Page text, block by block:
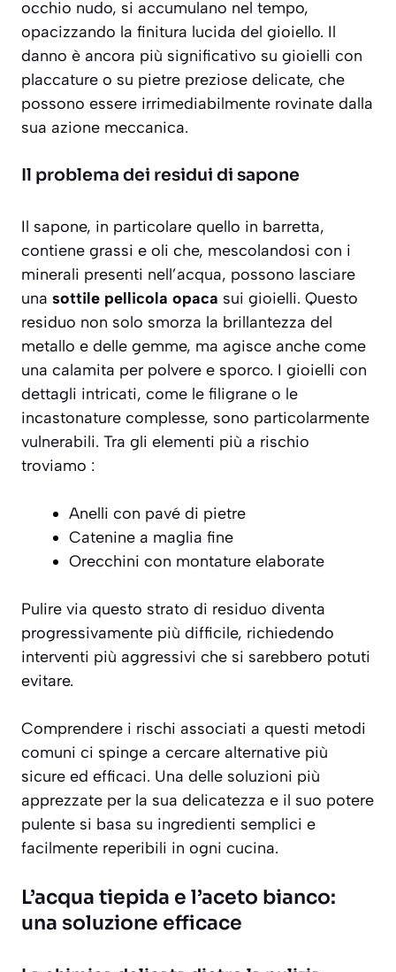
occhio nudo, si accumulano nel tempo,
opacizzando la finitura lucida del gioiello. Il
danno è ancora più significativo su gioielli con
placcature o su pietre preziose delicate, che
possono essere irrimediabilmente rovinate dalla
sua azione meccanica.
Il problema dei residui di sapone
Il sapone, in particolare quello in barretta,
contiene grassi e oli che, mescolandosi con i
minerali presenti nell’acqua, possono lasciare
una sottile pellicola opaca sui gioielli. Questo
residuo non solo smorza la brillantezza del
metallo e delle gemme, ma agisce anche come
una calamita per polvere e sporco. I gioielli con
dettagli intricati, come le filigrane o le
incastonature complesse, sono particolarmente
vulnerabili. Tra gli elementi più a rischio
troviamo :
Anelli con pavé di pietre
Catenine a maglia fine
Orecchini con montature elaborate
Pulire via questo strato di residuo diventa
progressivamente più difficile, richiedendo
interventi più aggressivi che si sarebbero potuti
evitare.
Comprendere i rischi associati a questi metodi
comuni ci spinge a cercare alternative più
sicure ed efficaci. Una delle soluzioni più
apprezzate per la sua delicatezza e il suo potere
pulente si basa su ingredienti semplici e
facilmente reperibili in ogni cucina.
L’acqua tiepida e l’aceto bianco:
una soluzione efficace